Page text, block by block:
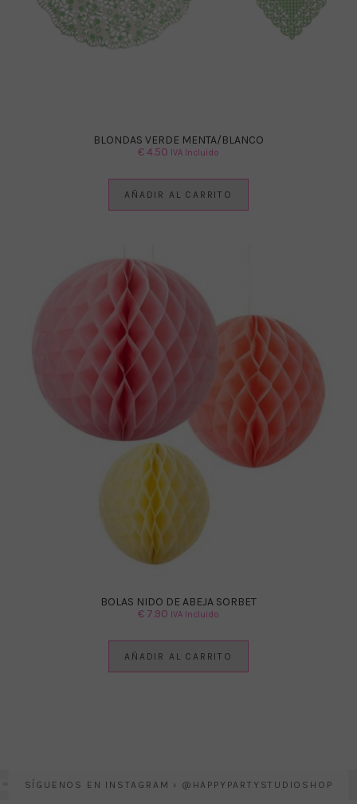
BLONDAS VERDE MENTA/BLANCO
€4.50 IVA Incluido
AÑADIR AL CARRITO
BOLAS NIDO DE ABEJA SORBET
€ 7.90 IVA Incluido
AÑADIR AL CARRITO
SÍGUENOS EN INSTAGRAM › @HAPPYPARTYSTUDIOSHOP